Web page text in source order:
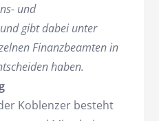
und
gibt dabei unter
Finanzbeamten in
haben.
Koblenzer besteht